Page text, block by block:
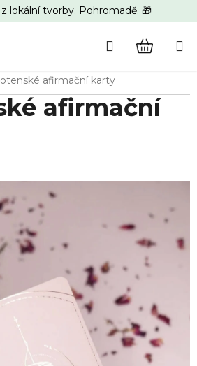
z lokální tvorby. Pohromadě. 🎁
Hledat
afirmační karty
afirmační